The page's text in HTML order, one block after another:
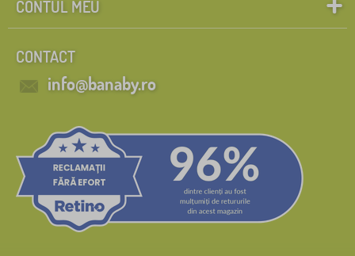
CONTUL MEU
CONTACT
info@banaby.ro